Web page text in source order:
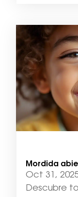
Mordida
Oct 31,
Descubre